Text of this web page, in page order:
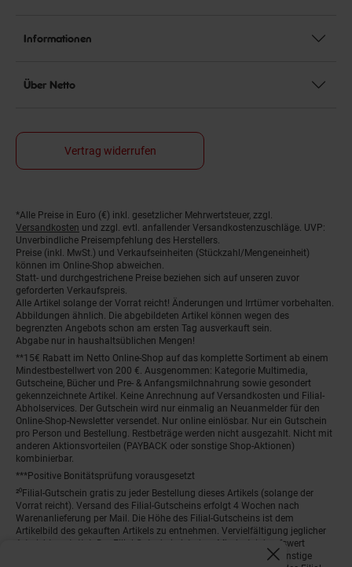
Fenster
Informationen
Über Netto
Vertrag widerrufen
Fußnoten
*Alle Preise in Euro (€) inkl. gesetzlicher Mehrwertsteuer, zzgl.
Versandkosten und zzgl. evtl. anfallender Versandkostenzuschläge. UVP:
Unverbindliche Preisempfehlung des Herstellers.
Preise (inkl. MwSt.) und Verkaufseinheiten (Stückzahl/Mengeneinheit)
können im Online-Shop abweichen.
Statt- und durchgestrichene Preise beziehen sich auf unseren zuvor
geforderten Verkaufspreis.
Alle Artikel solange der Vorrat reicht! Änderungen und Irrtümer vorbehalten.
Abbildungen ähnlich. Die abgebildeten Artikel können wegen des
begrenzten Angebots schon am ersten Tag ausverkauft sein.
Abgabe nur in haushaltsüblichen Mengen!
**15€ Rabatt im Netto Online-Shop auf das komplette Sortiment ab einem
Mindestbestellwert von 200 €. Ausgenommen: Kategorie Multimedia,
Gutscheine, Bücher und Pre- & Anfangsmilchnahrung sowie gesondert
gekennzeichnete Artikel. Keine Anrechnung auf Versandkosten und Filial-
Abholservices. Der Gutschein wird nur einmalig an Neuanmelder für den
Online-Shop-Newsletter versendet. Nur online einlösbar. Nur ein Gutschein
pro Person und Bestellung. Restbeträge werden nicht ausgezahlt. Nicht mit
anderen Aktionsvorteilen (PAYBACK oder sonstige Shop-Aktionen)
kombinierbar.
***Positive Bonitätsprüfung vorausgesetzt
²⁰Filial-Gutschein gratis zu jeder Bestellung dieses Artikels (solange der
Vorrat reicht). Versand des Filial-Gutscheins erfolgt 4 Wochen nach
Warenanlieferung per Mail. Die Höhe des Filial-Gutscheins ist dem
Artikelbild des gekauften Artikels zu entnehmen. Vervielfältigung jeglicher
Art nicht gestattet. Der Filial-Gutschein ist ohne Mindesteinkaufswert
einlösbar. Nicht mit anderen Aktionsvorteilen (PAYBACK oder sonstige